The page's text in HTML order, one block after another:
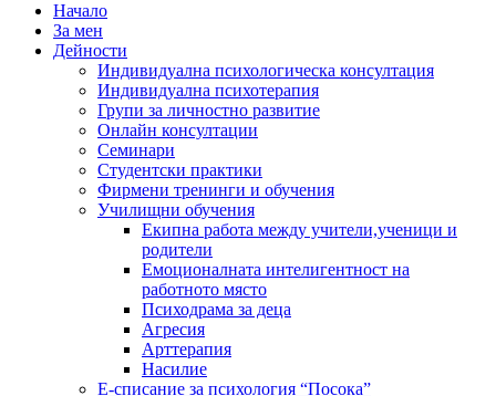
Начало
За мен
Дейности
Индивидуална психологическа консултация
Индивидуална психотерапия
Групи за личностно развитие
Онлайн консултации
Семинари
Студентски практики
Фирмени тренинги и обучения
Училищни обучения
Екипна работа между учители,ученици и
родители
Емоционалната интелигентност на
работното място
Психодрама за деца
Агресия
Арттерапия
Насилие
Е-списание за психология “Посока”